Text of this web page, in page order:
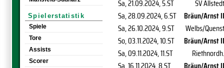
Spielerstatistik
Spiele
Tore
Assists
Scorer
Sa, 21.09.2024, 5.ST
SV Allstedt
Sa, 28.09.2024, 6.ST
Bräun/Arnst II
Sa, 26.10.2024, 9.ST
Welbs/Quenst
So, 03.11.2024, 10.ST
Bräun/Arnst II
Sa, 09.11.2024, 11.ST
Riethnordh.